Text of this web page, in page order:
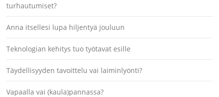
turhautumiset?
Anna itsellesi lupa hiljentyä jouluun
Teknologian kehitys tuo työtavat esille
Täydellisyyden tavoittelu vai laiminlyönti?
Vapaalla vai (kaula)pannassa?